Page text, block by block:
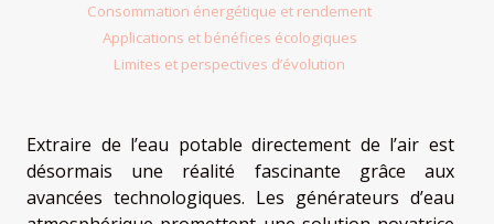
Consommation énergétique et rendement
Applications et bénéfices écologiques
Limites et perspectives d’évolution
Extraire de l’eau potable directement de l’air est
désormais une réalité fascinante grâce aux
avancées technologiques. Les générateurs d’eau